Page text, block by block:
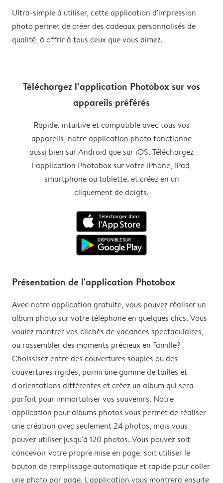
Ultra-simple à utiliser, cette application d'impression
photo permet de créer des cadeaux personnalisés de
qualité, à offrir à tous ceux que vous aimez.
Téléchargez l’application Photobox sur vos
appareils préférés
Rapide, intuitive et compatible avec tous vos
appareils, notre application photo fonctionne
aussi bien sur Android que sur iOS. Téléchargez
l’application Photobox sur votre iPhone, iPad,
smartphone ou tablette, et créez en un
cliquement de doigts.
Présentation de l'application Photobox
Avec notre application gratuite, vous pouvez réaliser un
album photo sur votre téléphone en quelques clics. Vous
voulez montrer vos clichés de vacances spectaculaires,
ou rassembler des moments précieux en famille?
Choissisez entre des couvertures souples ou des
couvertures rigides, parmi une gamme de tailles et
d'orientations différentes et créez un album qui sera
parfait pour immortaliser vos souvenirs. Notre
application pour albums photos vous permet de réaliser
une création avec seulement 24 photos, mais vous
pouvez utiliser jusqu'à 120 photos. Vous pouvez soit
concevoir votre propre mise en page, soit utiliser le
bouton de remplissage automatique et rapide pour coller
une photo par page. L'application vous montrera ensuite